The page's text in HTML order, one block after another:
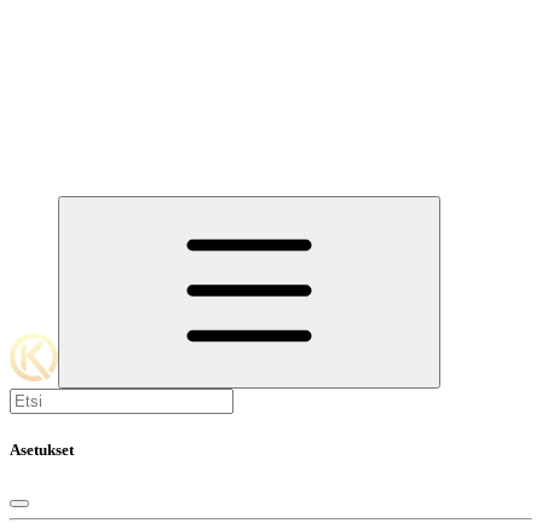
Asetukset